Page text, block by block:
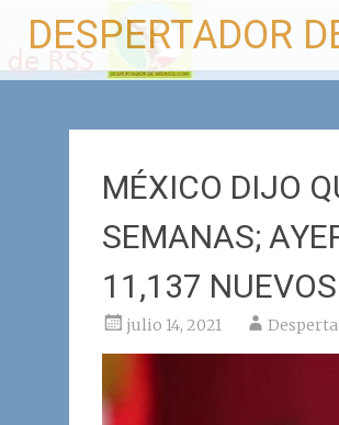
contenido
DESPERTADOR
MÉXICO DIJO
SEMANAS;
11,137
julio 14, 2021